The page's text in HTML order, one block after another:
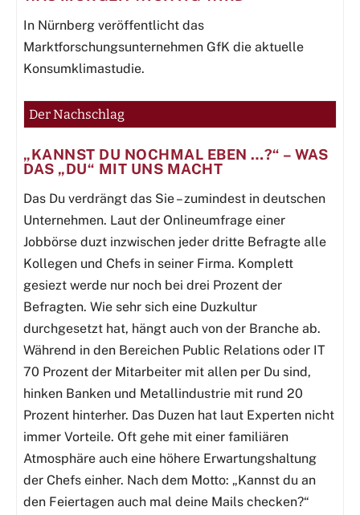
In Nürnberg veröffentlicht das
Marktforschungsunternehmen GfK die aktuelle
Konsumklimastudie.
Der Nachschlag
„KANNST DU NOCHMAL EBEN …?“ – WAS
DAS „DU“ MIT UNS MACHT
Das Du verdrängt das Sie – zumindest in deutschen
Unternehmen. Laut der Onlineumfrage einer
Jobbörse duzt inzwischen jeder dritte Befragte alle
Kollegen und Chefs in seiner Firma. Komplett
gesiezt werde nur noch bei drei Prozent der
Befragten. Wie sehr sich eine Duzkultur
durchgesetzt hat, hängt auch von der Branche ab.
Während in den Bereichen Public Relations oder IT
70 Prozent der Mitarbeiter mit allen per Du sind,
hinken Banken und Metallindustrie mit rund 20
Prozent hinterher. Das Duzen hat laut Experten nicht
immer Vorteile. Oft gehe mit einer familiären
Atmosphäre auch eine höhere Erwartungshaltung
der Chefs einher. Nach dem Motto: „Kannst du an
den Feiertagen auch mal deine Mails checken?“